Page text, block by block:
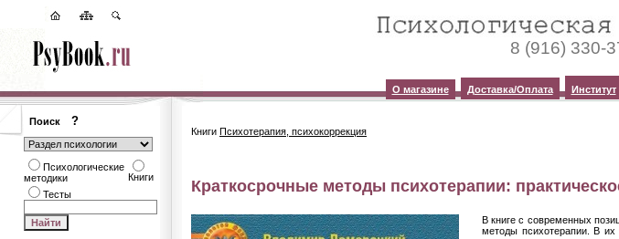
8 (916) 330-
О магазине
Доставка/Оплата Институт
Поиск ?
Психологические
методики
Книги
Тесты
Книги Психотерапия, психокоррекция
Краткосрочные методы психотерапии:
В книге с современных
методы психотерапии. В их